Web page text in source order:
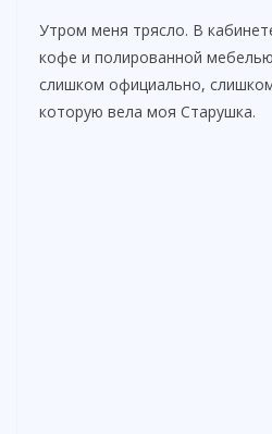
Утром меня трясло. В
кофе и полированной
слишком официально,
которую вела моя Старушка.